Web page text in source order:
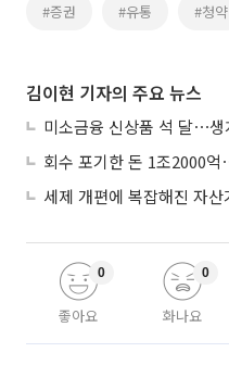
#증권 #유통 #청약
김이현 기자의 주요 뉴스
좋아요
0
화나요
0